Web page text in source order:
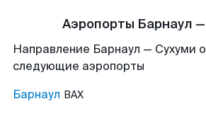
Аэропорты Барнаул
Направление Барнаул — Сухуми
следующие аэропорты
Барнаул BAX